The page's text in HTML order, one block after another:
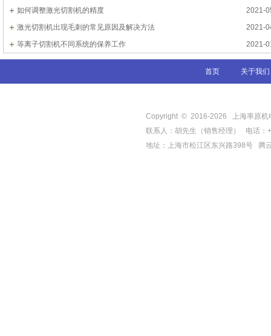
2021-
如何调整激光切割机的精度
2021-
激光切割机出现毛刺的常见原因及解决方法
2021-
等离子切割机不同系统的保养工作
首页 关于我们
Copyright © 2016-2026
上海率原
联系人：胡先生（销售经理） 电话
地址：上海市松江区东兴路398号
腾